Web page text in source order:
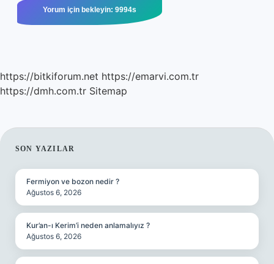
https://bitkiforum.net https://emarvi.com.tr
https://dmh.com.tr Sitemap
SIDEBAR
SON YAZILAR
Fermiyon ve bozon nedir ?
Ağustos 6, 2026
Kur’an-ı Kerim’i neden anlamalıyız ?
Ağustos 6, 2026